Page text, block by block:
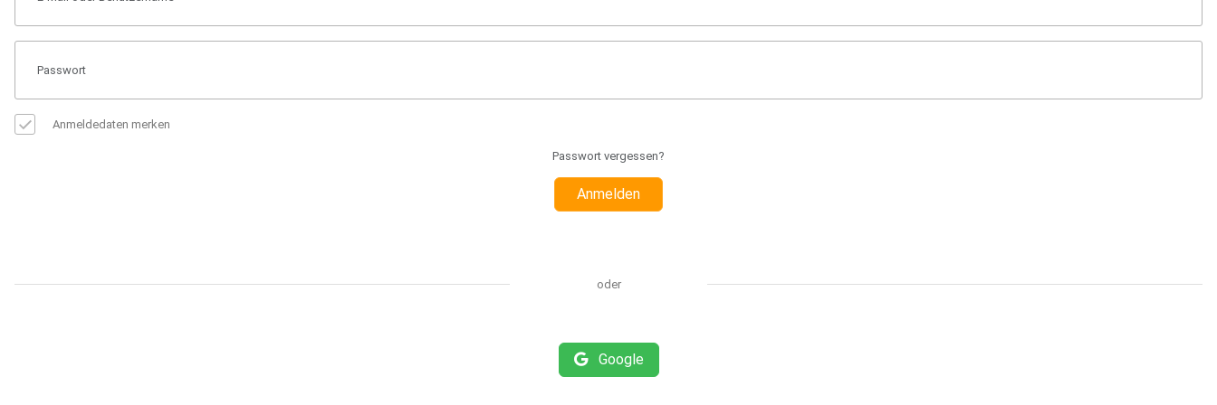
Anmeldedaten merken
Passwort vergessen?
Anmelden
oder
Google